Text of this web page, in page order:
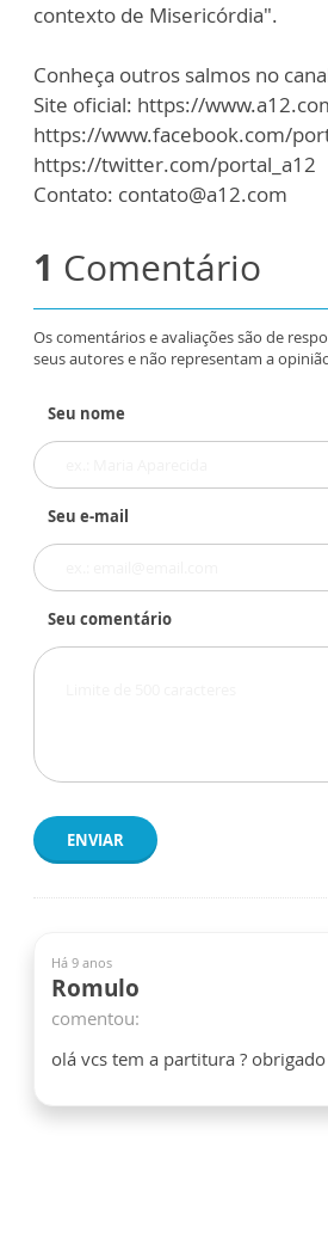
contexto de Misericórdia".
Conheça outros salmos no
Site oficial: https://
https://www.facebook.com/
https://twitter.com/portal_a12
Contato: contato@a12.com
1 Comentário
Os comentários e avaliações são de
seus autores e não representam a
Seu nome
Seu e-mail
Seu comentário
ENVIAR
Há 9 anos
Romulo
comentou:
olá vcs tem a partitura ? obrigado